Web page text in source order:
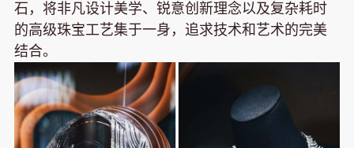
石，将非凡设计美学、锐意创新理念以及复杂耗时
的高级珠宝工艺集于一身，追求技术和艺术的完美
结合。